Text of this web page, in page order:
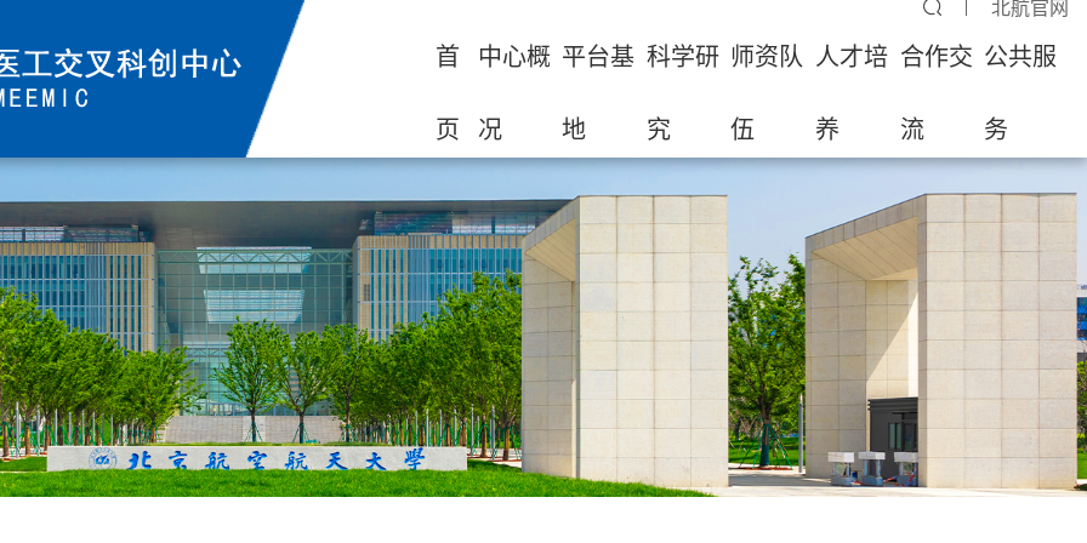
北航官网
首
页
中心概
况
平台基
地
科学研
究
师资队
伍
人才培
养
合作交
流
公共服
务